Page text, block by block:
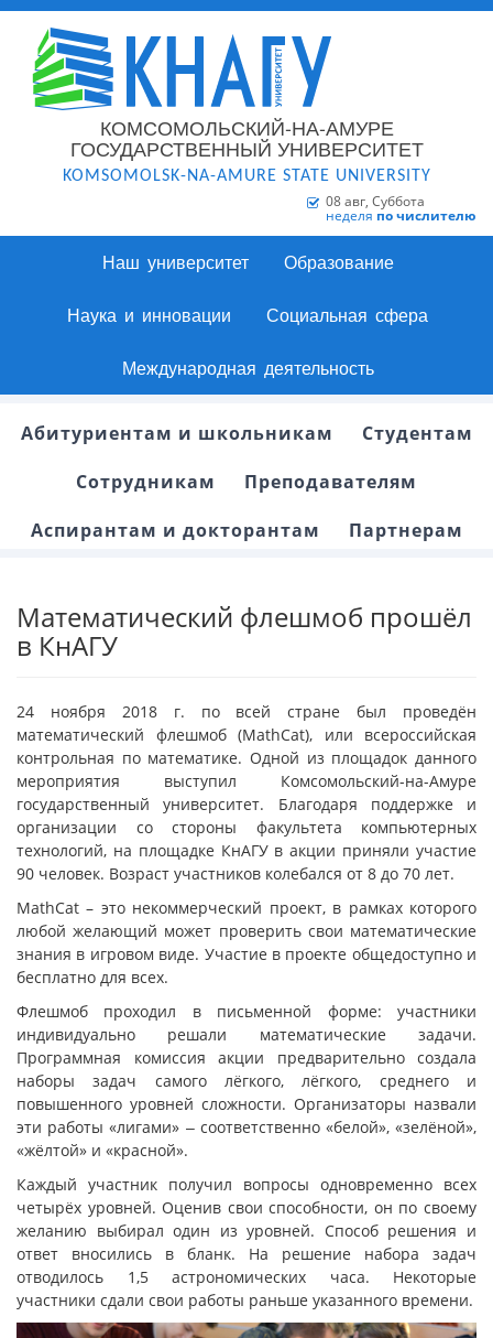
КОМСОМОЛЬСКИЙ-НА-АМУРЕ
ГОСУДАРСТВЕННЫЙ УНИВЕРСИТЕТ
KOMSOMOLSK-NA-AMURE STATE UNIVERSITY
08 авг, Суббота
неделя по числителю
Наш университет Образование
Наука и инновации Социальная сфера
Международная деятельность
Абитуриентам и школьникам
Студентам
Сотрудникам
Преподавателям
Аспирантам и докторантам
Партнерам
Математический флешмоб прошёл
в КнАГУ
24 ноября 2018 г. по всей стране был проведён
математический флешмоб (МathCat), или всероссийская
контрольная по математике. Одной из площадок данного
мероприятия выступил Комсомольский-на-Амуре
государственный университет. Благодаря поддержке и
организации со стороны факультета компьютерных
технологий, на площадке КнАГУ в акции приняли участие
90 человек. Возраст участников колебался от 8 до 70 лет.
MathCat – это некоммерческий проект, в рамках которого
любой желающий может проверить свои математические
знания в игровом виде. Участие в проекте общедоступно и
бесплатно для всех.
Флешмоб проходил в письменной форме: участники
индивидуально решали математические задачи.
Программная комиссия акции предварительно создала
наборы задач самого лёгкого, лёгкого, среднего и
повышенного уровней сложности. Организаторы назвали
эти работы «лигами» ‒ соответственно «белой», «зелёной»,
«жёлтой» и «красной».
Каждый участник получил вопросы одновременно всех
четырёх уровней. Оценив свои способности, он по своему
желанию выбирал один из уровней. Способ решения и
ответ вносились в бланк. На решение набора задач
отводилось 1,5 астрономических часа. Некоторые
участники сдали свои работы раньше указанного времени.